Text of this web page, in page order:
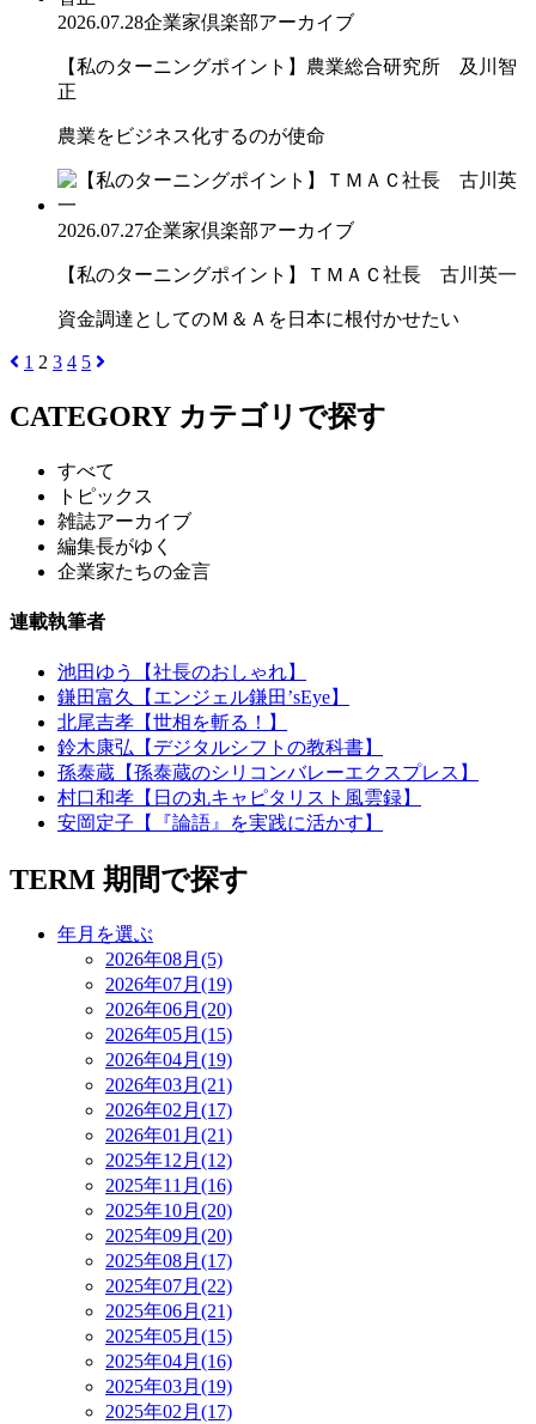
2026.07.28企業家倶楽部アーカイブ
【私のターニングポイント】農業総合研究所 及川智
正
農業をビジネス化するのが使命
2026.07.27企業家倶楽部アーカイブ
【私のターニングポイント】ＴＭＡＣ社長 古川英一
資金調達としてのＭ＆Ａを日本に根付かせたい
1 2 3 4 5
CATEGORY カテゴリで探す
すべて
トピックス
雑誌アーカイブ
編集長がゆく
企業家たちの金言
連載執筆者
池田ゆう【社長のおしゃれ】
鎌田富久【エンジェル鎌田’sEye】
北尾吉孝【世相を斬る！】
鈴木康弘【デジタルシフトの教科書】
孫泰蔵【孫泰蔵のシリコンバレーエクスプレス】
村口和孝【日の丸キャピタリスト風雲録】
安岡定子【『論語』を実践に活かす】
TERM 期間で探す
年月を選ぶ
2026年08月(5)
2026年07月(19)
2026年06月(20)
2026年05月(15)
2026年04月(19)
2026年03月(21)
2026年02月(17)
2026年01月(21)
2025年12月(12)
2025年11月(16)
2025年10月(20)
2025年09月(20)
2025年08月(17)
2025年07月(22)
2025年06月(21)
2025年05月(15)
2025年04月(16)
2025年03月(19)
2025年02月(17)